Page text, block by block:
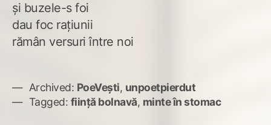
și buzele-s foi
dau foc rațiunii
rămân versuri între noi
Archived: PoeVești, unpoetpierdut
Tagged: ființă bolnavă, minte în stomac